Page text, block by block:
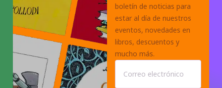
boletín de noticias para
estar al día de nuestros
eventos, novedades en
libros, descuentos y
mucho más.